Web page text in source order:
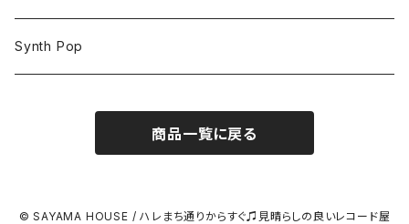
Synth Pop
商品一覧に戻る
© SAYAMA HOUSE / ハレまち通りからすぐ♫見晴らしの良いレコード屋